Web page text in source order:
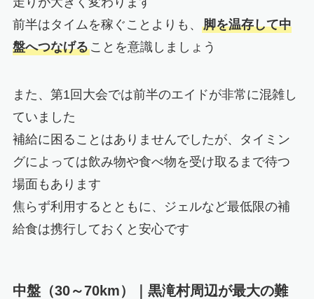
前半はタイムを稼ぐことよりも、 脚を温存して中
盤へつなげることを意識しましょう
また、第1回大会では前半のエイドが非常に混雑し
ていました
補給に困ることはありませんでしたが、タイミン
グによっては飲み物や食べ物を受け取るまで待つ
場面もあります
焦らず利用するとともに、ジェルなど最低限の補
給食は携行しておくと安心です
中盤（30～70km）｜黒滝村周辺が最大の難